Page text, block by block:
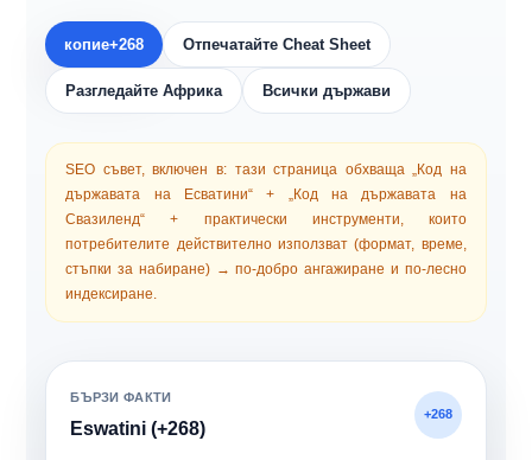
копие+268 Отпечатайте Cheat Sheet
Разгледайте Африка Всички държави
SEO съвет, включен в: тази страница обхваща „Код на
държавата на Есватини“ + „Код на държавата на
Свазиленд“ + практически инструменти, които
потребителите действително използват (формат, време,
стъпки за набиране) → по-добро ангажиране и по-лесно
индексиране.
БЪРЗИ ФАКТИ
Eswatini (+268)
+268